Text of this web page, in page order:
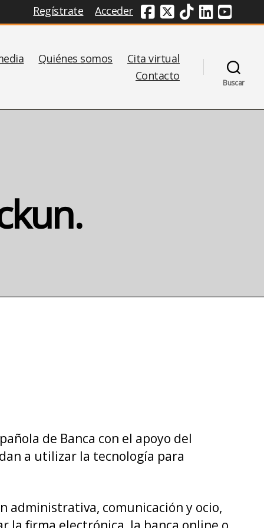
Regístrate Acceder Redes Sociales
Quiénes somos
Cita virtual
Contacto
Buscar
de Banca con el apoyo del
a utilizar la tecnología para
administrativa, comunicación y ocio,